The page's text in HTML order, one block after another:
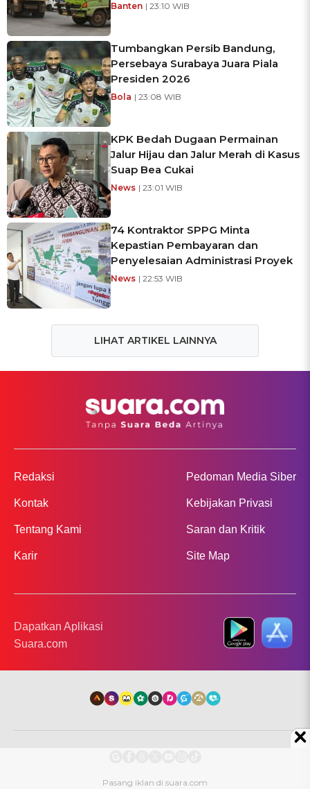
Banten | 23:10 WIB
Tumbangkan Persib Bandung,
Persebaya Surabaya Juara Piala
Presiden 2026
Bola | 23:08 WIB
KPK Bedah Dugaan Permainan
Jalur Hijau dan Jalur Merah di Kasus
Suap Bea Cukai
News | 23:01 WIB
74 Kontraktor SPPG Minta
Kepastian Pembayaran dan
Penyelesaian Administrasi Proyek
News | 22:53 WIB
LIHAT ARTIKEL LAINNYA
Redaksi
Kontak
Tentang Kami
Karir
Pedoman Media Siber
Kebijakan Privasi
Saran dan Kritik
Site Map
Dapatkan Aplikasi
Suara.com